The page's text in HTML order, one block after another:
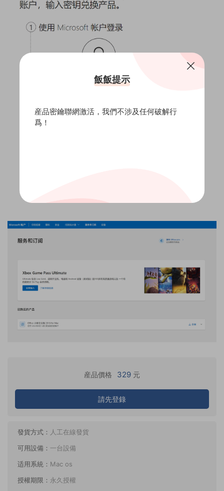
産品價格 329 元
請先登錄
發貨方式： 人工在線發貨
可用設備： 一台設備
适用系統： Mac os
授權期限： 永久授權
飯飯提示
産品密鑰聯網激活，我們不涉及任何破解行
爲！